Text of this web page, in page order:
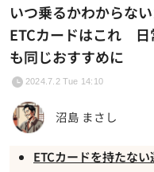
いつ乗るかわからな
ETCカードはこれ 日
も同じおすすめに
2024.7.2 Tue 14:10
沼島 まさし
ETCカードを持たな